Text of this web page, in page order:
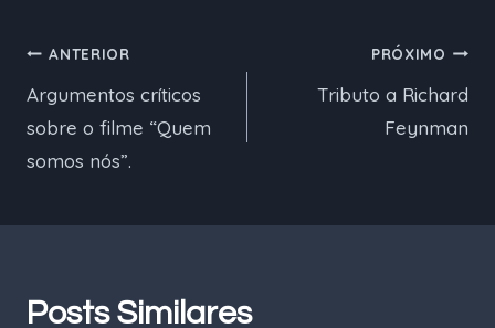
Navegação
de
Post
ANTERIOR
Argumentos críticos
sobre o filme “Quem
somos nós”.
PRÓXIMO
Tributo a Richard
Feynman
Posts Similares